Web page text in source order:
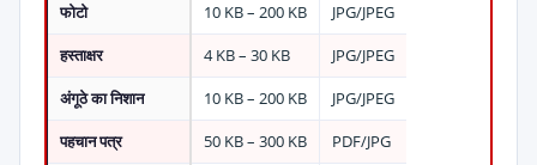
फोटो 10 KB – 200 KB
JPG/JPEG
हस्ताक्षर
4 KB – 30 KB
JPG/JPEG
अंगूठे का निशान
10 KB – 200 KB
JPG/JPEG
पहचान पत्र
50 KB – 300 KB
PDF/JPG